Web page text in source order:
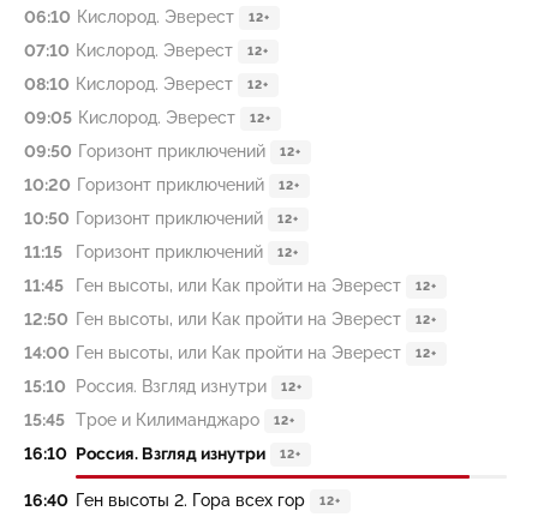
06:10 Кислород. Эверест 12+
07:10 Кислород. Эверест 12+
08:10 Кислород. Эверест 12+
09:05 Кислород. Эверест 12+
09:50 Горизонт приключений 12+
10:20 Горизонт приключений 12+
10:50 Горизонт приключений 12+
11:15 Горизонт приключений 12+
11:45 Ген высоты, или Как пройти на Эверест 12+
12:50 Ген высоты, или Как пройти на Эверест 12+
14:00 Ген высоты, или Как пройти на Эверест 12+
15:10 Россия. Взгляд изнутри 12+
15:45 Трое и Килиманджаро 12+
16:10 Россия. Взгляд изнутри 12+
16:40 Ген высоты 2. Гора всех гор 12+